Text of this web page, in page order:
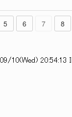
5 6 7 8
10(Wed) 20:54:13
ヽ
≧